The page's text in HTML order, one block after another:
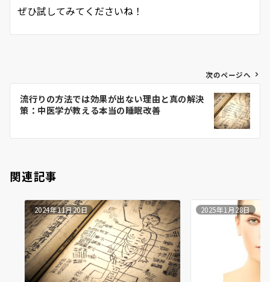
ぜひ試してみてくださいね！
稿
ョ
次のページへ
流行りの方法では効果が出ない理由と真の解決
策：中医学が教える本当の睡眠改善
関連記事
2024年11月20日 2025年1月28日